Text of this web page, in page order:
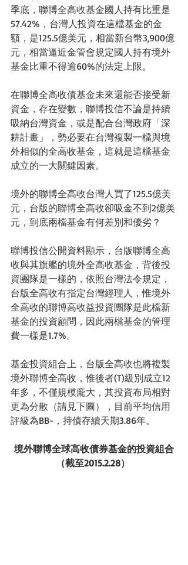
季底，聯博全高收基金國人持有比重是
57.42%，台灣人投資在這檔基金的金
額，是125.5億美元，相當新台幣3,900億
元，相當逼近金管會規定國人持有境外
基金比重不得逾60%的法定上限。
在聯博全高收債基金未來還能否接受新
資金，存在變數，聯博投信不論是持續
吸納台灣資金，或是配合台灣政府「深
耕計畫」，勢必要在台灣複製一檔與境
外相似的全高收基金，這就是這檔基金
成立的一大關鍵因素。
境外的聯博全高收台灣人買了125.5億美
元，台版的聯博全高收卻吸金不到2億美
元，到底兩檔基金有何差別和優劣？
聯博投信公開資料顯示，台版聯博全高
收與其旗艦的境外全高收基金，背後投
資團隊是一樣的，依照台灣法令規定，
台版全高收有指定台灣經理人，惟境外
全高收的聯博高收益投資團隊是此檔新
基金的投資顧問，因此兩檔基金的管理
費一樣是1.7%。
基金投資組合上，台版全高收也將複製
境外聯博全高收，惟後者(T)級別成立12
年多，不僅規模龐大，其投資布局相對
更為分散（請見下圖），目前平均信用
評級為BB-，持債存續天期3.86年。
境外聯博全球高收債券基金的投資組合
（截至2015.2.28）